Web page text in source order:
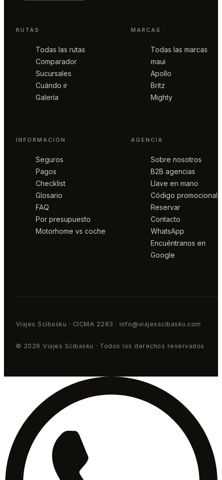
RUTAS
Todas las rutas
Comparador
Sucursales
Cuándo ir
Galería
MARCAS
Todas las marcas
maui
Apollo
Britz
Mighty
INFORMACIÓN
Seguros
Pagos
Checklist
Glosario
FAQ
Por presupuesto
Motorhome vs coche
AGENCIA
Sobre nosotros
B2B agencias
Llave en mano
Código promocional
Reservar
Contacto
WhatsApp
Encuéntranos en
Google
Viajes Scibasku · CICMA 2283 · info@viajesscibasku.com
© 2026 Viajes Scibasku · Todos los derechos reservados